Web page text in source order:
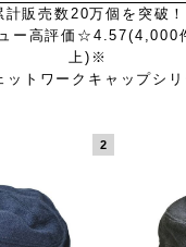
計販売数20万個を突破！
ー高評価☆4.57(4,000
上)※
ットワークキャップシ